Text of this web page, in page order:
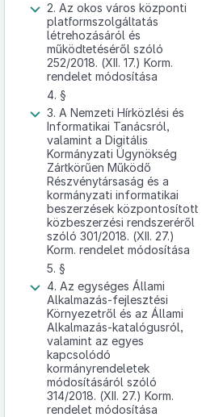
2. Az okos város központi
platformszolgáltatás
létrehozásáról és
működtetéséről szóló
252/2018. (XII. 17.) Korm.
rendelet módosítása
4. §
3. A Nemzeti Hírközlési és
Informatikai Tanácsról,
valamint a Digitális
Kormányzati Ügynökség
Zártkörűen Működő
Részvénytársaság és a
kormányzati informatikai
beszerzések központosított
közbeszerzési rendszeréről
szóló 301/2018. (XII. 27.)
Korm. rendelet módosítása
5. §
4. Az egységes Állami
Alkalmazás-fejlesztési
Környezetről és az Állami
Alkalmazás-katalógusról,
valamint az egyes
kapcsolódó
kormányrendeletek
módosításáról szóló
314/2018. (XII. 27.) Korm.
rendelet módosítása